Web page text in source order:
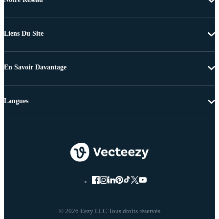
Liens Du Site
En Savoir Davantage
© 2026 Eezy LLC Tous droits réservés
Langues